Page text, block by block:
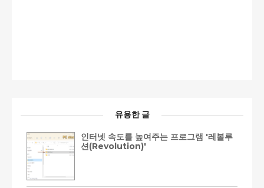
유용한 글
인터넷 속도를 높여주는 프로그램 '레볼루
션(Revolution)'